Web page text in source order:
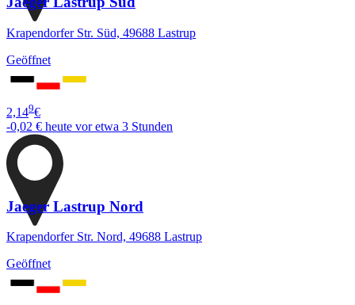
Krapendorfer Str. Süd, 49688 Lastrup
Geöffnet
2,149€
-0,02 € heute vor etwa 3 Stunden
Jaeger Lastrup Nord
Krapendorfer Str. Nord, 49688 Lastrup
Geöffnet